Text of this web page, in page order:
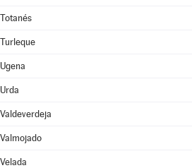
Totanés
Turleque
Ugena
Urda
Valdeverdeja
Valmojado
Velada